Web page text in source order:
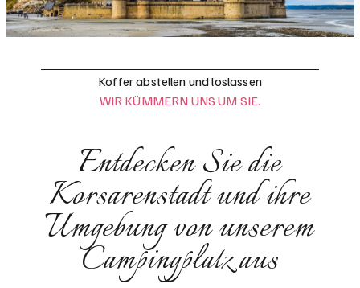
Koffer abstellen und loslassen
WIR KÜMMERN UNS UM SIE.
Entdecken Sie die
Korsarenstadt und ihre
Umgebung von unserem
Campingplatz aus